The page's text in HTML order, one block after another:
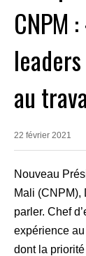
CNPM
au
22 février 2021
Nouveau
Mali (CNPM),
parler. Chef
expérience
dont la